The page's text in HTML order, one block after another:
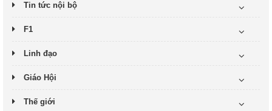
Tin tức nội bộ
F1
Linh đạo
Giáo Hội
Thế giới